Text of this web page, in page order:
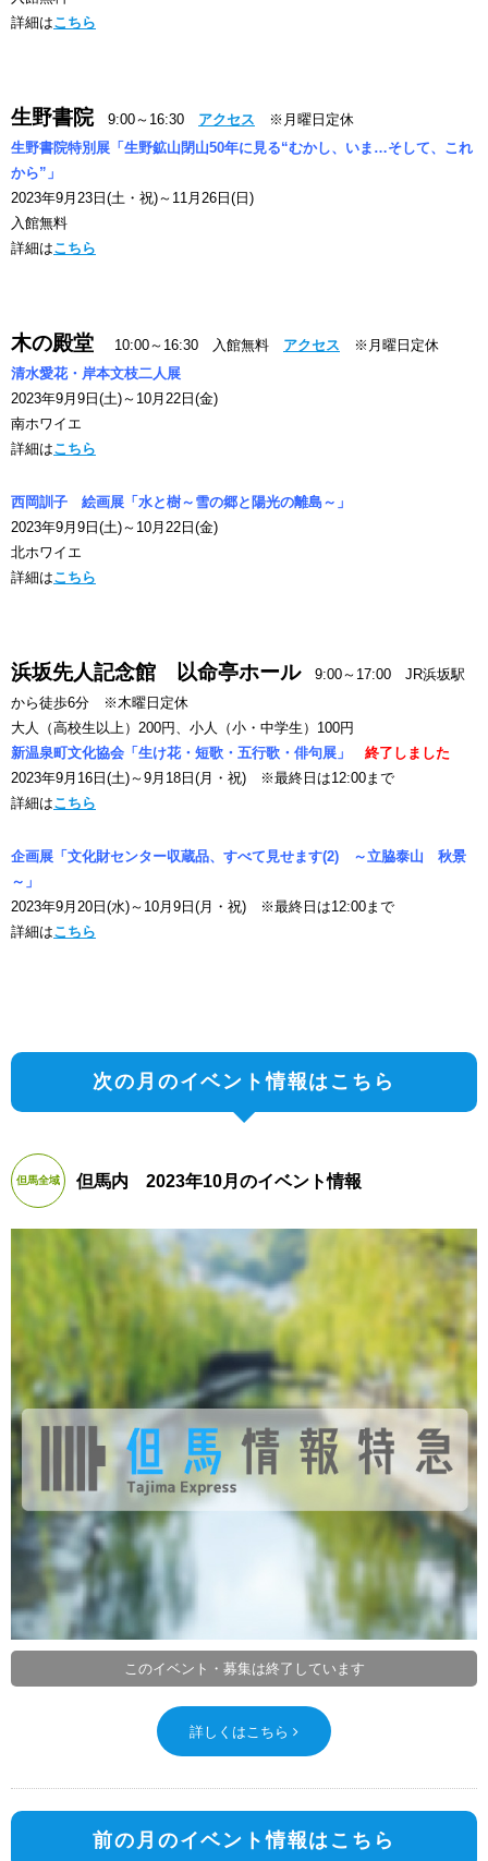
詳細はこちら
生野書院 9:00～16:30 アクセス ※月曜日定休
生野書院特別展「生野鉱山閉山50年に見る“むかし、いま…そして、これ
から”」
2023年9月23日(土・祝)～11月26日(日)
入館無料
詳細はこちら
木の殿堂 10:00～16:30 入館無料 アクセス ※月曜日定休
清水愛花・岸本文枝二人展
2023年9月9日(土)～10月22日(金)
南ホワイエ
詳細はこちら
西岡訓子 絵画展「水と樹～雪の郷と陽光の離島～」
2023年9月9日(土)～10月22日(金)
北ホワイエ
詳細はこちら
浜坂先人記念館 以命亭ホール9:00～17:00 JR浜坂駅
から徒歩6分 ※木曜日定休
大人（高校生以上）200円、小人（小・中学生）100円
新温泉町文化協会「生け花・短歌・五行歌・俳句展」 終了しました
2023年9月16日(土)～9月18日(月・祝) ※最終日は12:00まで
詳細はこちら
企画展「文化財センター収蔵品、すべて見せます(2) ～立脇泰山 秋景
～」
2023年9月20日(水)～10月9日(月・祝) ※最終日は12:00まで
詳細はこちら
次の月のイベント情報はこちら
但馬全域 但馬内 2023年10月のイベント情報
このイベント・募集は終了しています
詳しくはこちら
前の月のイベント情報はこちら